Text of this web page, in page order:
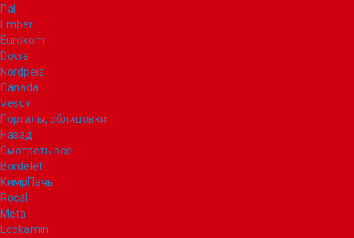
Pal
Ember
Eurokom
Dovre
Nordpeis
Canada
Vesuvi
Порталы, облицовки
Назад
Смотреть все
Bordelet
КимрПечь
Rocal
Meta
Ecokamin